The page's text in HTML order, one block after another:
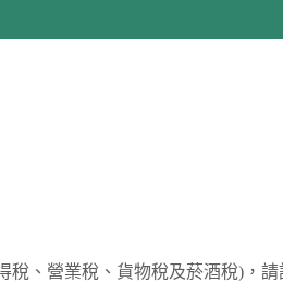
、營業稅、貨物稅及菸酒稅)，